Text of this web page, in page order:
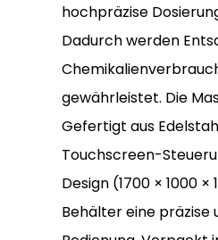
hochpräzise
Dadurch werden
gewährleistet. Die
Gefertigt aus
Touchscreen-
Design (1700 × 1000
Behälter eine präzise